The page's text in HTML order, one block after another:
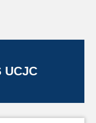
UCJC